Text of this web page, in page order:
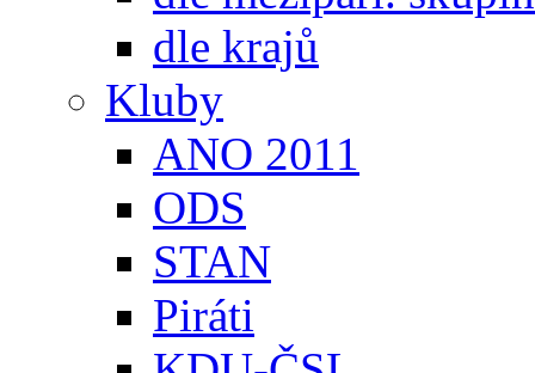
dle krajů
Kluby
ANO 2011
ODS
STAN
Piráti